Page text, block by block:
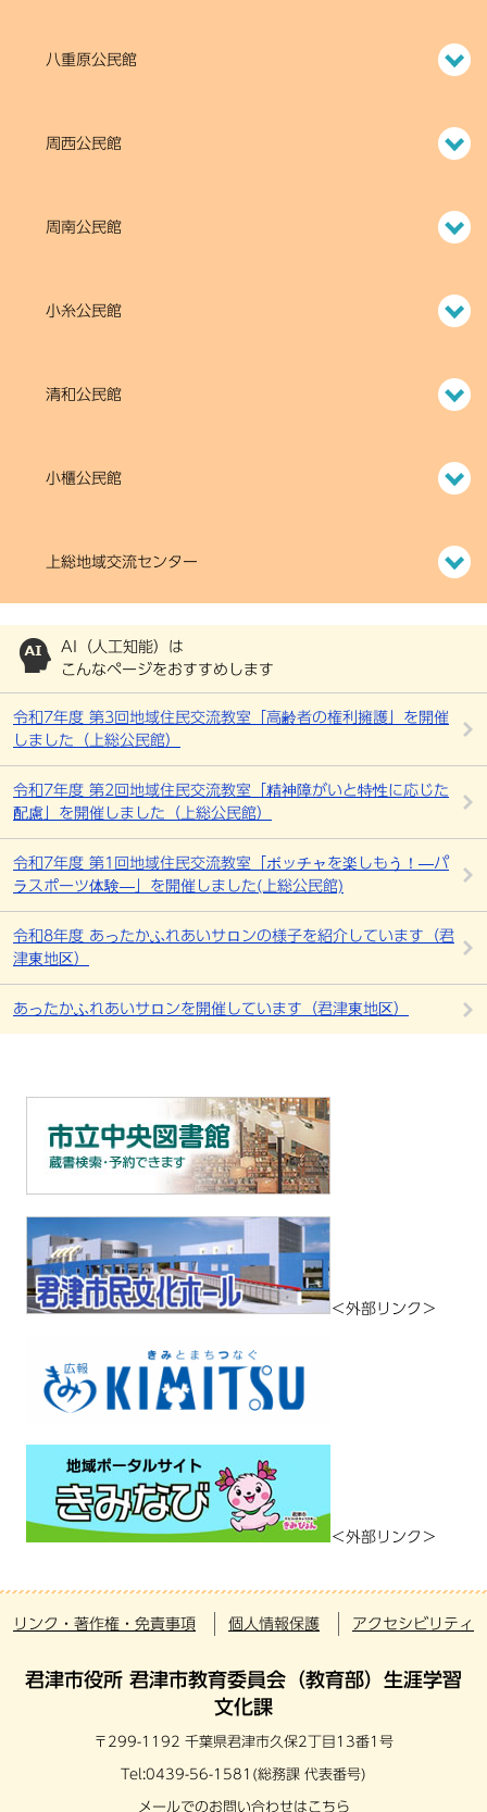
八重原公民館
周西公民館
周南公民館
小糸公民館
清和公民館
小櫃公民館
上総地域交流センター
AI（人工知能）は
こんなページをおすすめします
令和7年度 第3回地域住民交流教室「高齢者の権利擁護」を開催
しました（上総公民館）
令和7年度 第2回地域住民交流教室「精神障がいと特性に応じた
配慮」を開催しました（上総公民館）
令和7年度 第1回地域住民交流教室「ボッチャを楽しもう！―パ
ラスポーツ体験―」を開催しました(上総公民館)
令和8年度 あったかふれあいサロンの様子を紹介しています（君
津東地区）
あったかふれあいサロンを開催しています（君津東地区）
＜外部リンク＞
＜外部リンク＞
リンク・著作権・免責事項 個人情報保護 アクセシビリティ
君津市役所 君津市教育委員会（教育部）生涯学習
文化課
〒299-1192 千葉県君津市久保2丁目13番1号
Tel:0439-56-1581(総務課 代表番号)
メールでのお問い合わせはこちら